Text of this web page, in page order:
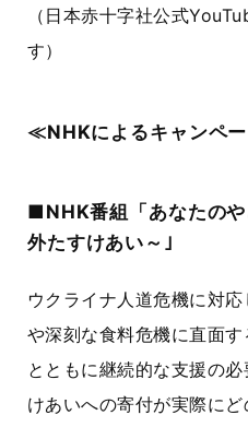
（日本赤十字社公式
す）
≪NHKによるキャンペ
■NHK番組「あなたの
外たすけあい～｣
ウクライナ人道危機に対
や深刻な食料危機に直面
とともに継続的な支援の
けあいへの寄付が実際に